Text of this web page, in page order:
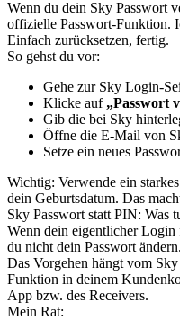
Wenn du dein Sky Passwort
offizielle Passwort-Funktion.
Einfach zurücksetzen, fertig.
So gehst du vor:
Gehe zur Sky Login-
Klicke auf „Passwort
Gib die bei Sky
Öffne die E-Mail von
Setze ein neues
Wichtig: Verwende ein
dein Geburtsdatum. Das
Sky Passwort statt PIN: Was
Wenn dein eigentlicher
du nicht dein Passwort
Das Vorgehen hängt vom
Funktion in deinem
App bzw. des Receivers.
Mein Rat: